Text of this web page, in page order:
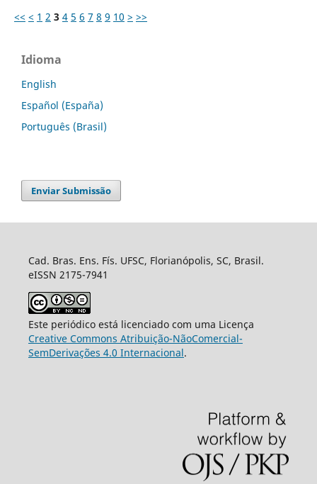
<< < 1 2 3 4 5 6 7 8 9 10 > >>
Idioma
English
Español (España)
Português (Brasil)
Enviar Submissão
Cad. Bras. Ens. Fís. UFSC, Florianópolis, SC, Brasil.
eISSN 2175-7941
Este periódico está licenciado com uma Licença
Creative Commons Atribuição-NãoComercial-
SemDerivações 4.0 Internacional.